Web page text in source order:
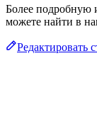
Более подробную
можете найти в
Редактировать